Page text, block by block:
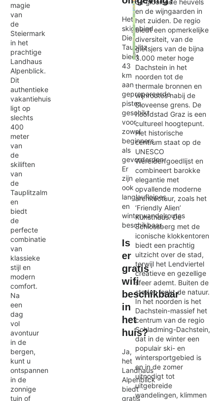
magie
van
de
Steiermark
in het
prachtige
Landhaus
Alpenblick.
Dit
authentieke
vakantiehuis
ligt op
slechts
400
meter
van
de
skiliften
van
de
Tauplitzalm
en
biedt
de
perfecte
combinatie
van
klassieke
stijl en
modern
comfort.
Na
een
dag
vol
avontuur
in de
bergen,
kunt u
ontspannen
in de
zonnige
tuin of
Het
skigebied
Die
Tauplitz
biedt
43
km
aan
geprepareerde
pistes,
geschikt
voor
zowel
beginners
als
gevorderden.
Er
zijn
ook
langlaufloipes
en
winterwandelroutes
beschikbaar.
Is
er
gratis
wifi
beschikbaar
in
het
huis?
Ja,
het
Landhaus
Alpenblick
biedt
gratis
Exit map
de glooiende heuvels
en de wijngaarden in
het zuiden. De regio
biedt een opmerkelijke
diversiteit, van de
gletsjers van de bijna
3.000 meter hoge
Dachstein in het
noorden tot de
thermale bronnen en
wijnroutes nabij de
Sloveense grens. De
hoofdstad Graz is een
cultureel hoogtepunt.
Het historische
centrum staat op de
UNESCO
Werelderfgoedlijst en
combineert barokke
elegantie met
opvallende moderne
architectuur, zoals het
‘Friendly Alien’
Kunsthaus. De
Schlossberg met de
iconische klokkentoren
biedt een prachtig
uitzicht over de stad,
terwijl het Lendviertel
creatieve en gezellige
sfeer ademt. Buiten de
steden lonkt de natuur.
In het noorden is het
Dachstein-massief het
centrum van de regio
Schladming-Dachstein,
dat in de winter een
populair ski- en
wintersportgebied is
en in de zomer
uitnodigt tot
uitgebreide
wandelingen, klimmen